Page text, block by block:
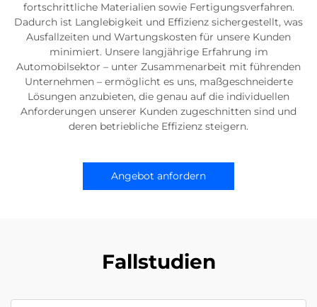
fortschrittliche Materialien sowie Fertigungsverfahren.
Dadurch ist Langlebigkeit und Effizienz sichergestellt, was
Ausfallzeiten und Wartungskosten für unsere Kunden
minimiert. Unsere langjährige Erfahrung im
Automobilsektor – unter Zusammenarbeit mit führenden
Unternehmen – ermöglicht es uns, maßgeschneiderte
Lösungen anzubieten, die genau auf die individuellen
Anforderungen unserer Kunden zugeschnitten sind und
deren betriebliche Effizienz steigern.
Angebot anfordern
Fallstudien